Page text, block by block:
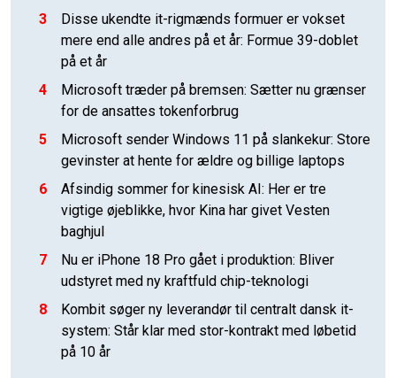
3
Disse ukendte it-rigmænds formuer er vokset
mere end alle andres på et år: Formue 39-doblet
på et år
4
Microsoft træder på bremsen: Sætter nu grænser
for de ansattes tokenforbrug
5
Microsoft sender Windows 11 på slankekur: Store
gevinster at hente for ældre og billige laptops
6
Afsindig sommer for kinesisk AI: Her er tre
vigtige øjeblikke, hvor Kina har givet Vesten
baghjul
7
Nu er iPhone 18 Pro gået i produktion: Bliver
udstyret med ny kraftfuld chip-teknologi
8
Kombit søger ny leverandør til centralt dansk it-
system: Står klar med stor-kontrakt med løbetid
på 10 år